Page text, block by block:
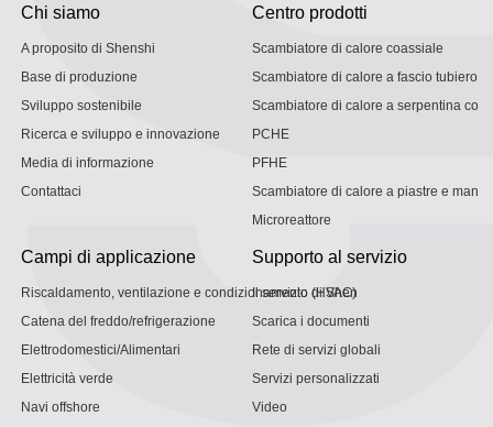
Chi siamo
A proposito di Shenshi
Base di produzione
Sviluppo sostenibile
Ricerca e sviluppo e innovazione
Media di informazione
Contattaci
Centro prodotti
Scambiatore di calore coassiale
Scambiatore di calore a fascio tubiero
Scambiatore di calore a serpentina con
PCHE
PFHE
Scambiatore di calore a piastre e
Microreattore
Campi di applicazione
Riscaldamento, ventilazione e condizionamento (HVAC)
Catena del freddo/refrigerazione
Elettrodomestici/Alimentari
Elettricità verde
Navi offshore
Supporto al servizio
Il servizio di Shen
Scarica i documenti
Rete di servizi globali
Servizi personalizzati
Video